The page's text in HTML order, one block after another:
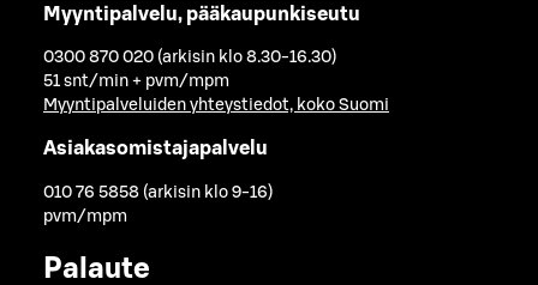
Myyntipalvelu, pääkaupunkiseutu
0300 870 020 (arkisin klo 8.30-16.30)
51 snt/min + pvm/mpm
Myyntipalveluiden yhteystiedot, koko Suomi
Asiakasomistajapalvelu
010 76 5858 (arkisin klo 9-16)
pvm/mpm
Palaute